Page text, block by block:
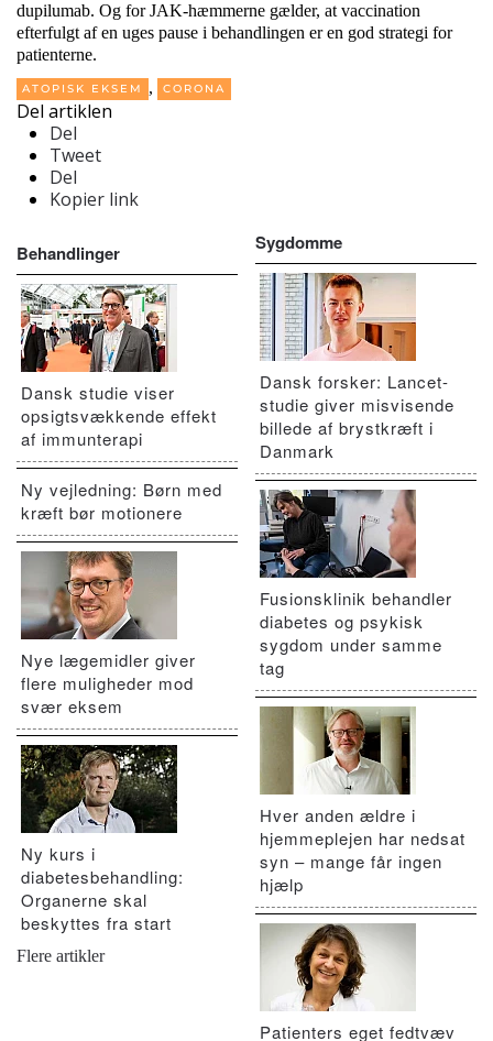
dupilumab. Og for JAK-hæmmerne gælder, at vaccination
efterfulgt af en uges pause i behandlingen er en god strategi for
patienterne.
ATOPISK EKSEM , CORONA
Del artiklen
Del
Tweet
Del
Kopier link
Behandlinger
Dansk studie viser
opsigtsvækkende effekt
af immunterapi
Ny vejledning: Børn med
kræft bør motionere
Nye lægemidler giver
flere muligheder mod
svær eksem
Ny kurs i
diabetesbehandling:
Organerne skal
beskyttes fra start
Flere artikler
Sygdomme
Dansk forsker: Lancet-
studie giver misvisende
billede af brystkræft i
Danmark
Fusionsklinik behandler
diabetes og psykisk
sygdom under samme
tag
Hver anden ældre i
hjemmeplejen har nedsat
syn – mange får ingen
hjælp
Patienters eget fedtvæv